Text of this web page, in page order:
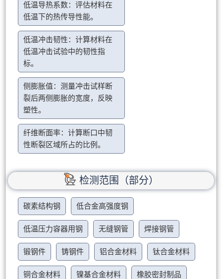
低温导热系数：评估材料在
低温下的热传导性能。
低温冲击韧性：计算材料在
低温冲击试验中的韧性指
标。
侧膨胀值：测量冲击试样断
裂后两侧膨胀的宽度，反映
塑性。
纤维断面率：计算断口中韧
性断裂区域所占的比例。
检测范围（部分）
碳素结构钢 低合金高强度钢
低温压力容器用钢 无缝钢管 焊接钢管
锻钢件 铸钢件 铝合金材料 钛合金材料
铜合金材料 镍基合金材料 橡胶密封制品